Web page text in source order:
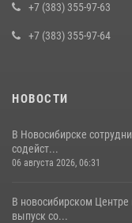
+7 (383) 355-97-63
+7 (383) 355-97-64
НОВОСТИ
В Новосибирске
содейст...
06 августа 2026, 06:31
В новосибирском Центре
выпуск со...